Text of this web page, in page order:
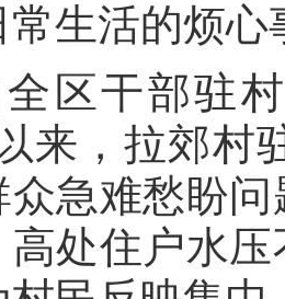
常生活的烦心
全区干部驻
来，拉郊村
众急难愁盼
高处住户水